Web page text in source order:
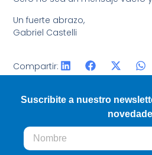
Un fuerte abrazo,
Gabriel Castelli
Compartir:
Suscribite a nuestro